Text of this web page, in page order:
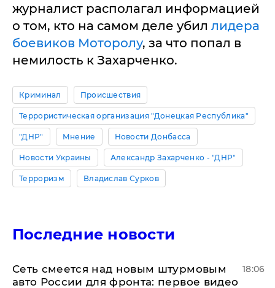
журналист располагал информацией
о том, кто на самом деле убил лидера
боевиков Моторолу, за что попал в
немилость к Захарченко.
Криминал Происшествия
Террористическая организация "Донецкая Республика"
"ДНР" Мнение Новости Донбасса
Новости Украины Александр Захарченко - "ДНР"
Терроризм Владислав Сурков
Последние новости
Сеть смеется над новым штурмовым
авто России для фронта: первое видео
18:06